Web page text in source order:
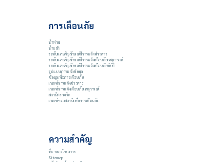
การเตือนภัย
น้ำท่วม
น้ำแล้ง
ระดับและสัญลักษณ์สีการแจ้งข่าวสาร
ระดับและสัญลักษณ์สีการแจ้งเตือนภัยเหตุการณ์
ระดับและสัญลักษณ์สีการแจ้งเตือนภัยพิบัติ
รูปแบบการแจ้งข้อมูล
ข้อมูลเพื่อการเตือนภัย
เกณฑ์การแจ้งข่าวสาร
เกณฑ์การแจ้งเตือนภัยเหตุการณ์
สถานีตรวจวัด
เกณฑ์ของสถานีเพื่อการเตือนภัย
ความสำคัญ
ที่มาของโครงการ
Sitemap